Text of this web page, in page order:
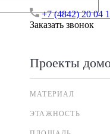
+7 (4842) 20 04
Заказать звонок
Проекты
МАТЕРИАЛ
ЭТАЖНОСТЬ